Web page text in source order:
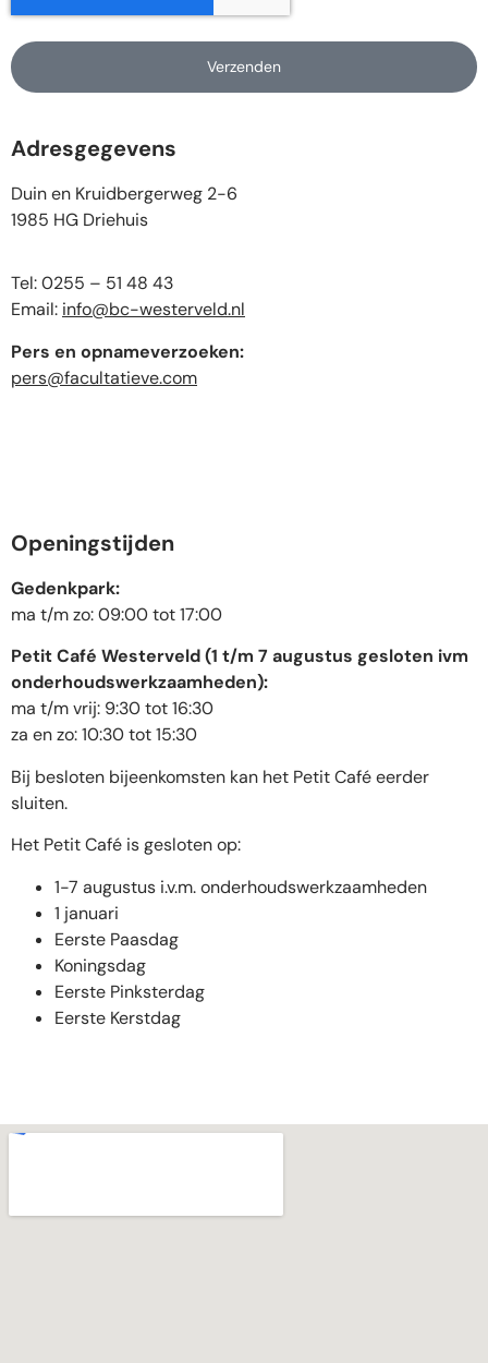
Adresgegevens
Duin en Kruidbergerweg 2-6
1985 HG Driehuis
Tel: 0255 – 51 48 43
Email: info@bc-westerveld.nl
Pers en opnameverzoeken:
pers@facultatieve.com
Openingstijden
Gedenkpark:
ma t/m zo: 09:00 tot 17:00
Petit Café Westerveld (1 t/m 7 augustus gesloten ivm
onderhoudswerkzaamheden):
ma t/m vrij: 9:30 tot 16:30
za en zo: 10:30 tot 15:30
Bij besloten bijeenkomsten kan het Petit Café eerder
sluiten.
Het Petit Café is gesloten op:
1-7 augustus i.v.m. onderhoudswerkzaamheden
1 januari
Eerste Paasdag
Koningsdag
Eerste Pinksterdag
Eerste Kerstdag
Verzenden